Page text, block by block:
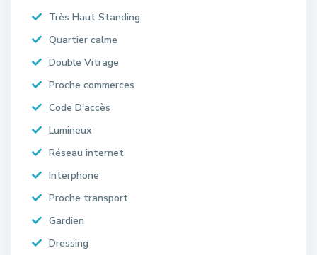
Très Haut Standing
Quartier calme
Double Vitrage
Proche commerces
Code D'accès
Lumineux
Réseau internet
Interphone
Proche transport
Gardien
Dressing